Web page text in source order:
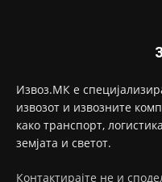
Извоз.МК е
извозот и извозните
како транспорт,
земјата и светот.
Контактирајте не и